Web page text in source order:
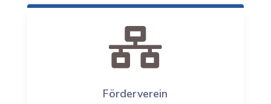

Förderverein